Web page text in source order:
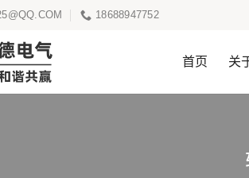
18688947752‬
首页 关